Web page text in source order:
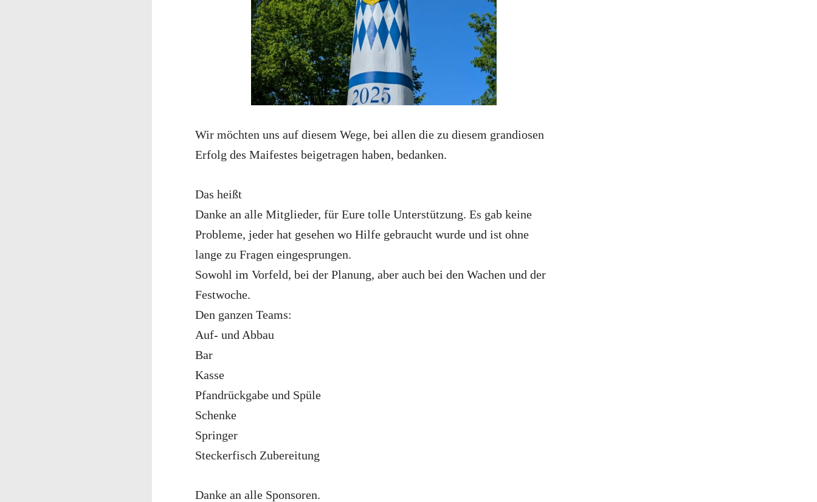
Wir möchten uns auf diesem Wege, bei allen die zu diesem grandiosen
Erfolg des Maifestes beigetragen haben, bedanken.
Das heißt
Danke an alle Mitglieder, für Eure tolle Unterstützung. Es gab keine
Probleme, jeder hat gesehen wo Hilfe gebraucht wurde und ist ohne
lange zu Fragen eingesprungen.
Sowohl im Vorfeld, bei der Planung, aber auch bei den Wachen und der
Festwoche.
Den ganzen Teams:
Auf- und Abbau
Bar
Kasse
Pfandrückgabe und Spüle
Schenke
Springer
Steckerfisch Zubereitung
Danke an alle Sponsoren.